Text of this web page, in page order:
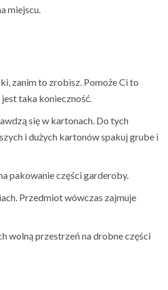
miejscu.
zanim to zrobisz. Pomoże Ci to
taka konieczność.
się w kartonach. Do tych
i dużych kartonów spakuj grube i
pakowanie części garderoby.
Przedmiot wówczas zajmuje
wolną przestrzeń na drobne części